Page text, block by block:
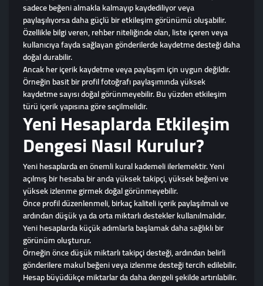
sadece beğeni almakla kalmayıp kaydediliyor veya
paylaşılıyorsa daha güçlü bir etkileşim görünümü oluşabilir.
Özellikle bilgi veren, rehber niteliğinde olan, liste içeren veya
kullanıcıya fayda sağlayan gönderilerde kaydetme desteği daha
doğal durabilir.
Ancak her içerik kaydetme veya paylaşım için uygun değildir.
Örneğin basit bir profil fotoğrafı paylaşımında yüksek
kaydetme sayısı doğal görünmeyebilir. Bu yüzden etkileşim
türü içerik yapısına göre seçilmelidir.
Yeni Hesaplarda Etkileşim
Dengesi Nasıl Kurulur?
Yeni hesaplarda en önemli kural kademeli ilerlemektir. Yeni
açılmış bir hesaba bir anda yüksek takipçi, yüksek beğeni ve
yüksek izlenme girmek doğal görünmeyebilir.
Önce profil düzenlenmeli, birkaç kaliteli içerik paylaşılmalı ve
ardından düşük ya da orta miktarlı destekler kullanılmalıdır.
Yeni hesaplarda küçük adımlarla başlamak daha sağlıklı bir
görünüm oluşturur.
Örneğin önce düşük miktarlı takipçi desteği, ardından belirli
gönderilere makul beğeni veya izlenme desteği tercih edilebilir.
Hesap büyüdükçe miktarlar da daha dengeli şekilde artırılabilir.